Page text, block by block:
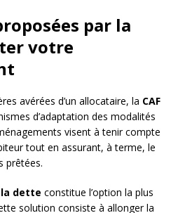
par la
votre
avérées d’un allocataire, la CAF
d’adaptation des modalités
visent à tenir compte
tout en assurant, à terme, le
prêtées.
dette constitue l’option la plus
solution consiste à allonger la